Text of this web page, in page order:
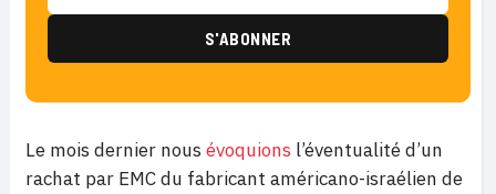
Le mois dernier nous évoquions l’éventualité d’un
rachat par EMC du fabricant américano-israélien de